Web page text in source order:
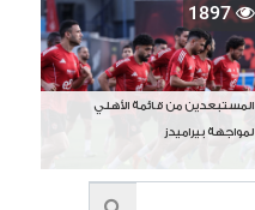
1897
المستبعدين من قائمة الأهلي
لمواجهة بيراميدز